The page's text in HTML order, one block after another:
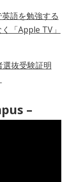
語を勉強する
「Apple TV」
選抜受験証明
–